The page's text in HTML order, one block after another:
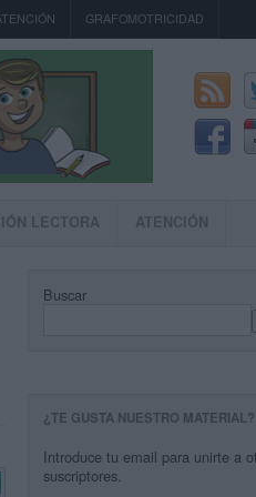
GRAFOMOTRICIDAD
LECTORA ATENCIÓN
Buscar
¿TE GUSTA NUESTRO MATERIAL?
Introduce tu email para unirte a
suscriptores.